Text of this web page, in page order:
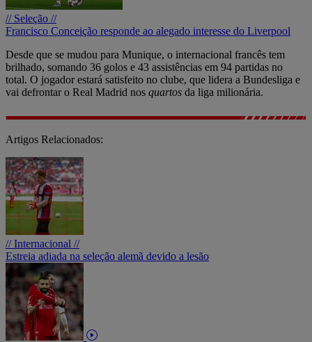
// Seleção //
Francisco Conceição responde ao alegado interesse do Liverpool
Desde que se mudou para Munique, o internacional francês tem
brilhado, somando 36 golos e 43 assistências em 94 partidas no
total. O jogador estará satisfeito no clube, que lidera a Bundesliga e
vai defrontar o Real Madrid nos quartos da liga milionária.
Artigos Relacionados:
// Internacional //
Estreia adiada na seleção alemã devido a lesão